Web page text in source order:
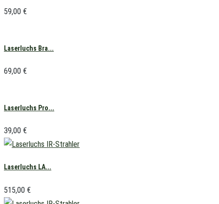
59,00 €
Laserluchs Bra...
69,00 €
Laserluchs Pro...
39,00 €
Laserluchs LA...
515,00 €